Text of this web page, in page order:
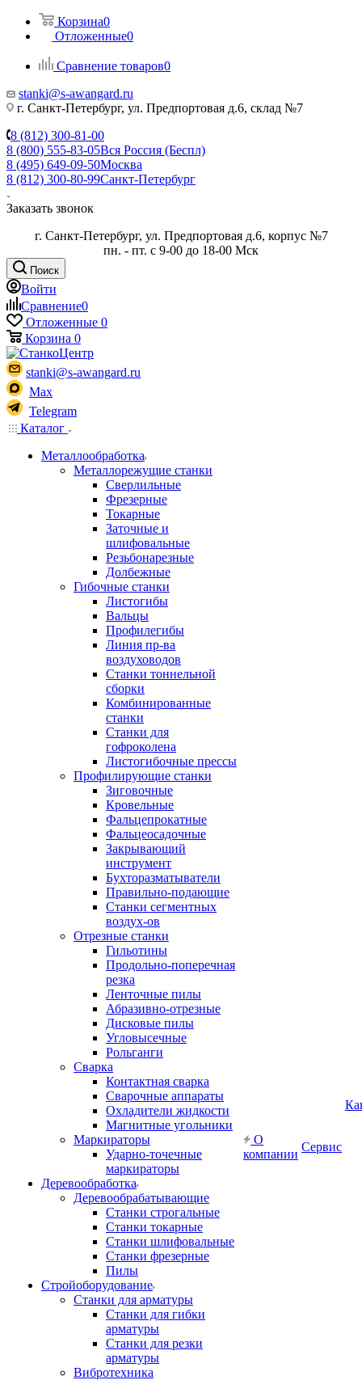
Корзина0
Отложенные0
Сравнение товаров0
stanki@s-awangard.ru
г. Санкт-Петербург, ул. Предпортовая д.6, склад №7
8 (812) 300-81-00
8 (800) 555-83-05Вся Россия (Беспл)
8 (495) 649-09-50Москва
8 (812) 300-80-99Санкт-Петербург
Заказать звонок
г. Санкт-Петербург, ул. Предпортовая д.6, корпус №7
пн. - пт. с 9-00 до 18-00 Мск
Поиск
Войти
Сравнение0
Отложенные 0
Корзина 0
stanki@s-awangard.ru
Max
Telegram
Каталог
Металлообработка
Металлорежущие станки
Сверлильные
Фрезерные
Токарные
Заточные и
шлифовальные
Резьбонарезные
Долбежные
Гибочные станки
Листогибы
Вальцы
Профилегибы
Линия пр-ва
воздуховодов
Станки тоннельной
сборки
Комбинированные
станки
Станки для
гофроколена
Листогибочные прессы
Профилирующие станки
Зиговочные
Кровельные
Фальцепрокатные
Фальцеосадочные
Закрывающий
инструмент
Бухторазматыватели
Правильно-подающие
Станки сегментных
воздух-ов
Отрезные станки
Гильотины
Продольно-поперечная
резка
Ленточные пилы
Абразивно-отрезные
Дисковые пилы
Угловысечные
Рольганги
Сварка
Контактная сварка
Сварочные аппараты
Охладители жидкости
Магнитные угольники
Маркираторы
Ударно-точечные
маркираторы
Деревообработка
Деревообрабатывающие
Станки строгальные
Станки токарные
Станки шлифовальные
Станки фрезерные
Пилы
Стройоборудование
Станки для арматуры
Станки для гибки
арматуры
Станки для резки
арматуры
Вибротехника
О
компании
Сервис